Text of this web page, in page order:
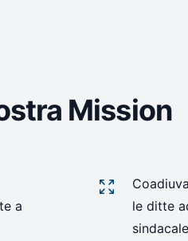
Mission
a
le ditte